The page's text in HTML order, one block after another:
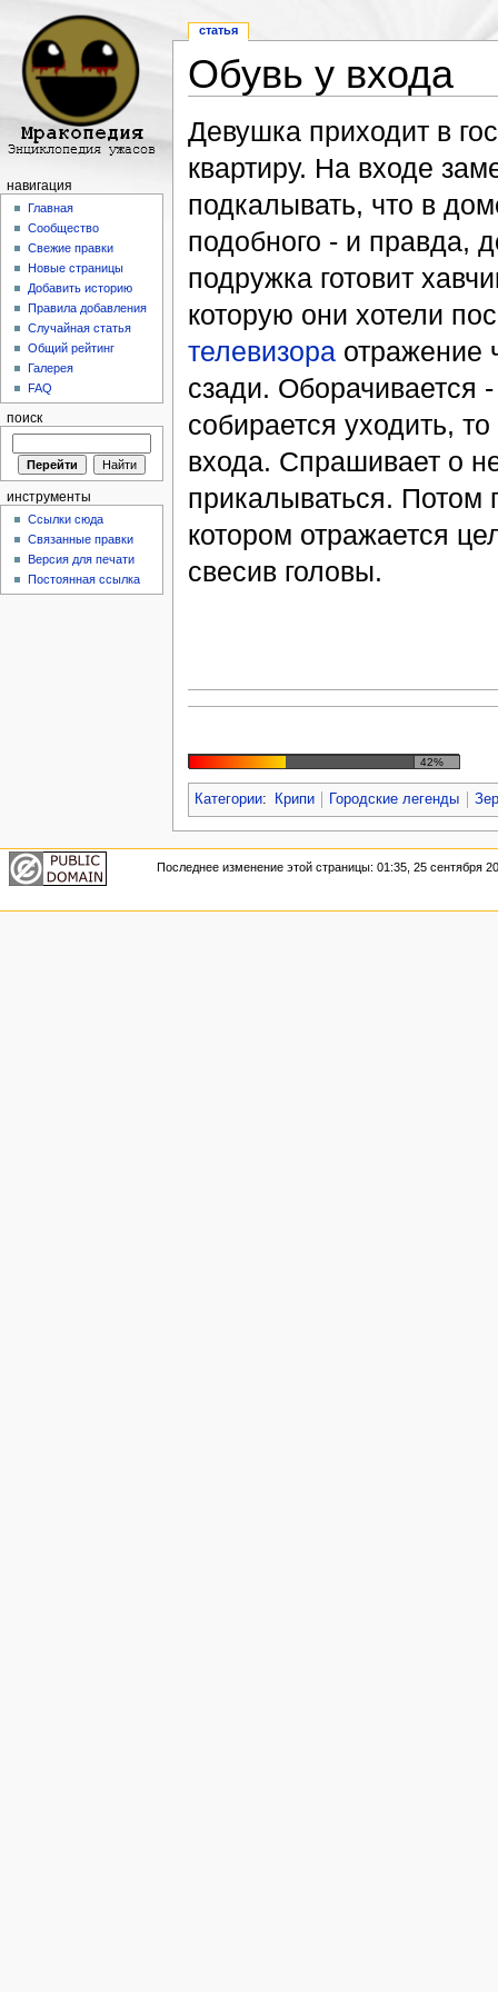
Обувь у входа
Девушка приходит в
квартиру. На входе
подкалывать, что в
подобного - и правда,
подружка готовит
которую они хотели
телевизораотражение
сзади. Оборачивается
собирается уходить,
входа. Спрашивает о
прикалываться. Потом
котором отражается
свесив головы.
42%
Категории: Крипи Городские легенды
статья
навигация
Главная
Сообщество
Свежие правки
Новые страницы
Добавить историю
Правила добавления
Случайная статья
Общий рейтинг
Галерея
FAQ
поиск
инструменты
Ссылки сюда
Связанные правки
Версия для печати
Постоянная ссылка
Последнее изменение этой страницы: 01:35, 25 сентября